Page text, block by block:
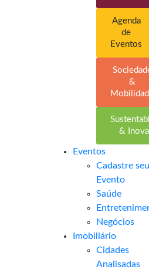
Agenda
de
Eventos
&
&
Eventos
Cadastre seu
Evento
Saúde
Negócios
Imobiliário
Cidades
Analisadas